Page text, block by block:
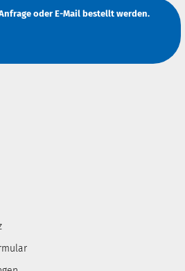
oderE-Mailbestellt werden.